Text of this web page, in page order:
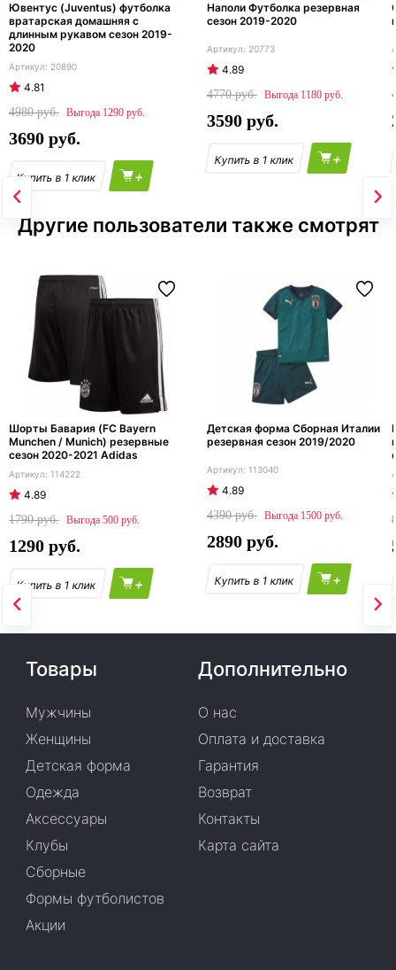
Ювентус (Juventus) футболка
вратарская домашняя с
длинным рукавом сезон 2019-
2020
20890
4.81
4980
1290
3690
+
Наполи Футболка резервная
сезон 2019-2020
20773
4.89
4770
1180
3590
+
Другие пользователи также смотрят
Шорты Бавария (FC Bayern
Munchen / Munich) резервные
сезон 2020-2021 Adidas
114222
4.89
1790
500
1290
+
Детская форма Сборная Италии
резервная сезон 2019/2020
113040
4.89
4390
1500
2890
+
Товары
Мужчины
Женщины
Детская форма
Одежда
Аксессуары
Клубы
Сборные
Формы футболистов
Акции
Дополнительно
О нас
Оплата и доставка
Гарантия
Возврат
Контакты
Карта сайта